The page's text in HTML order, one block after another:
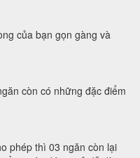
của bạn gọn gàng và
còn có những đặc điểm
phép thì 03 ngăn còn lại